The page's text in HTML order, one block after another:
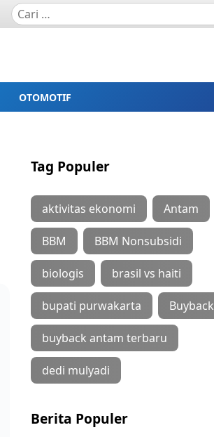
OTOMOTIF
Tag Populer
aktivitas ekonomi Antam
BBM BBM Nonsubsidi
biologis brasil vs haiti
bupati purwakarta Buyback
buyback antam terbaru
dedi mulyadi
Berita Populer